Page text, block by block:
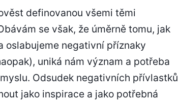
definovanou všemi těmi
se však, že úměrně tomu, jak
oslabujeme negativní příznaky
uniká nám význam a potřeba
Odsudek negativních přívlastků
jako inspirace a jako potřebná